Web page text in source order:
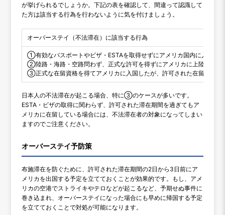
が挙げられるでしょうか。下記の表を確認して、間違って認識して
た方は該当する行為を行わないように気を付けましょう。
オーバーステイ（不法滞在）に該当する行為
①有効なパスポートやビザ・ESTAを取得せずにアメリカ国内に入国し
②陸路・海路・空路問わず、正式な許可を得ずにアメリカに上陸した場
③正式な在留資格を得てアメリカに入国したが、許可された在留期間を
日本人の不法滞在が起こる場合、特に③のケースが多いです。
ESTA・ビザの取得に関わらず、許可された滞在期間を過ぎてもア
メリカに在留している場合には、不法滞在者の対象になってしまい
ますのでご注意ください。
オーバーステイ予防策
布施滞在を防ぐために、許可された滞在期間の2日から3日前にア
メリカを出国する予定を立てておくことが効果的です。もし、アメ
リカの空港でストライキやテロなどが起こるなど、予期せぬ事件に
巻き込まれ、オーバーステイになった場合にも早めに帰国する予定
を立てておくことで対処が可能になります。